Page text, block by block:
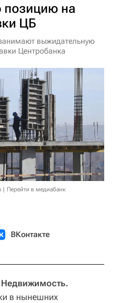
позицию на
ЦБ
выжидательную
Центробанка
Перейти в медиабанк
ВКонтакте
в нынешних